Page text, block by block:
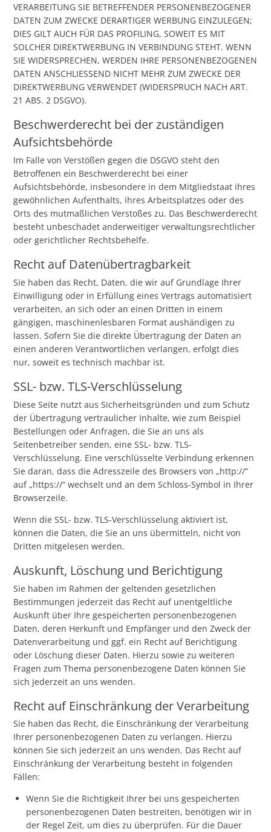
VERARBEITUNG SIE BETREFFENDER PERSONENBEZOGENER
DATEN ZUM ZWECKE DERARTIGER WERBUNG EINZULEGEN;
DIES GILT AUCH FÜR DAS PROFILING, SOWEIT ES MIT
SOLCHER DIREKTWERBUNG IN VERBINDUNG STEHT. WENN
SIE WIDERSPRECHEN, WERDEN IHRE PERSONENBEZOGENEN
DATEN ANSCHLIESSEND NICHT MEHR ZUM ZWECKE DER
DIREKTWERBUNG VERWENDET (WIDERSPRUCH NACH ART.
21 ABS. 2 DSGVO).
Beschwerde­recht bei der zuständigen
Aufsichts­behörde
Im Falle von Verstößen gegen die DSGVO steht den
Betroffenen ein Beschwerderecht bei einer
Aufsichtsbehörde, insbesondere in dem Mitgliedstaat ihres
gewöhnlichen Aufenthalts, ihres Arbeitsplatzes oder des
Orts des mutmaßlichen Verstoßes zu. Das Beschwerderecht
besteht unbeschadet anderweitiger verwaltungsrechtlicher
oder gerichtlicher Rechtsbehelfe.
Recht auf Daten­übertrag­barkeit
Sie haben das Recht, Daten, die wir auf Grundlage Ihrer
Einwilligung oder in Erfüllung eines Vertrags automatisiert
verarbeiten, an sich oder an einen Dritten in einem
gängigen, maschinenlesbaren Format aushändigen zu
lassen. Sofern Sie die direkte Übertragung der Daten an
einen anderen Verantwortlichen verlangen, erfolgt dies
nur, soweit es technisch machbar ist.
SSL- bzw. TLS-Verschlüsselung
Diese Seite nutzt aus Sicherheitsgründen und zum Schutz
der Übertragung vertraulicher Inhalte, wie zum Beispiel
Bestellungen oder Anfragen, die Sie an uns als
Seitenbetreiber senden, eine SSL- bzw. TLS-
Verschlüsselung. Eine verschlüsselte Verbindung erkennen
Sie daran, dass die Adresszeile des Browsers von „http://“
auf „https://“ wechselt und an dem Schloss-Symbol in Ihrer
Browserzeile.
Wenn die SSL- bzw. TLS-Verschlüsselung aktiviert ist,
können die Daten, die Sie an uns übermitteln, nicht von
Dritten mitgelesen werden.
Auskunft, Löschung und Berichtigung
Sie haben im Rahmen der geltenden gesetzlichen
Bestimmungen jederzeit das Recht auf unentgeltliche
Auskunft über Ihre gespeicherten personenbezogenen
Daten, deren Herkunft und Empfänger und den Zweck der
Datenverarbeitung und ggf. ein Recht auf Berichtigung
oder Löschung dieser Daten. Hierzu sowie zu weiteren
Fragen zum Thema personenbezogene Daten können Sie
sich jederzeit an uns wenden.
Recht auf Einschränkung der Verarbeitung
Sie haben das Recht, die Einschränkung der Verarbeitung
Ihrer personenbezogenen Daten zu verlangen. Hierzu
können Sie sich jederzeit an uns wenden. Das Recht auf
Einschränkung der Verarbeitung besteht in folgenden
Fällen:
Wenn Sie die Richtigkeit Ihrer bei uns gespeicherten
personenbezogenen Daten bestreiten, benötigen wir in
der Regel Zeit, um dies zu überprüfen. Für die Dauer